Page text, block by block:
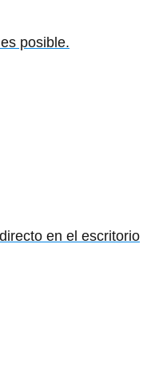
posible.
en el escritorio